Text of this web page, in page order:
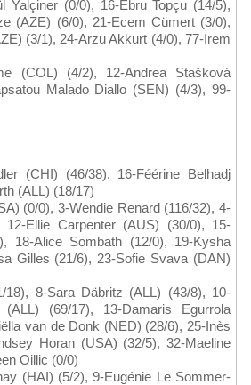
Yalçiner (0/0), 16-Ebru Topçu (14/5),
(AZE) (6/0), 21-Ecem Cümert (3/0),
(3/1), 24-Arzu Akkurt (4/0), 77-Irem
(COL) (4/2), 12-Andrea Stašková
Malado Diallo (SEN) (4/3), 99-
(CHI) (46/38), 16-Féérine Belhadj
(ALL) (18/17)
(0/0), 3-Wendie Renard (116/32), 4-
12-Ellie Carpenter (AUS) (30/0), 15-
18-Alice Sombath (12/0), 19-Kysha
Gilles (21/6), 23-Sofie Svava (DAN)
8-Sara Däbritz (ALL) (43/8), 10-
(69/17), 13-Damaris Egurrola
van de Donk (NED) (28/6), 25-Inès
Horan (USA) (32/5), 32-Maeline
Oillic (0/0)
(HAI) (5/2), 9-Eugénie Le Sommer-